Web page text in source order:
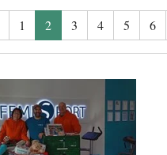
1 2 3 4 5 6